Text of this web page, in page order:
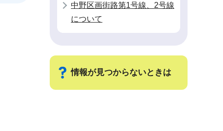
中野区画街路第1号線、2号線
について
情報が見つからないときは